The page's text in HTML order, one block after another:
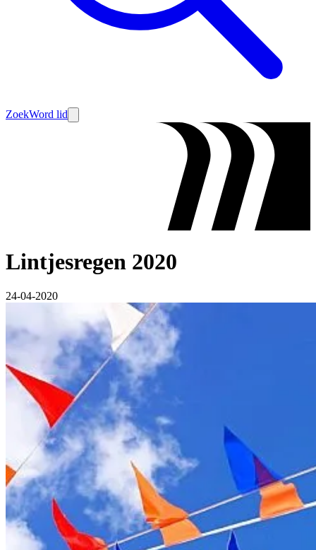
ZoekWord lid
Lintjesregen 2020
24-04-2020